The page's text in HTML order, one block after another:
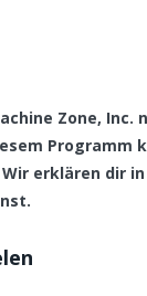
Zone, Inc.
Programm
erklären dir